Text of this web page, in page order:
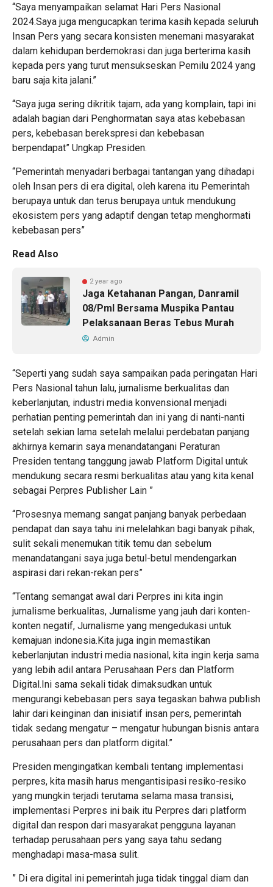
“Saya menyampaikan selamat Hari Pers Nasional
2024.Saya juga mengucapkan terima kasih kepada seluruh
Insan Pers yang secara konsisten menemani masyarakat
dalam kehidupan berdemokrasi dan juga berterima kasih
kepada pers yang turut mensukseskan Pemilu 2024 yang
baru saja kita jalani.”
“Saya juga sering dikritik tajam, ada yang komplain, tapi ini
adalah bagian dari Penghormatan saya atas kebebasan
pers, kebebasan berekspresi dan kebebasan
berpendapat” Ungkap Presiden.
“Pemerintah menyadari berbagai tantangan yang dihadapi
oleh Insan pers di era digital, oleh karena itu Pemerintah
berupaya untuk dan terus berupaya untuk mendukung
ekosistem pers yang adaptif dengan tetap menghormati
kebebasan pers”
Read Also
2 year ago
Jaga Ketahanan Pangan, Danramil
08/Pml Bersama Muspika Pantau
Pelaksanaan Beras Tebus Murah
Admin
“Seperti yang sudah saya sampaikan pada peringatan Hari
Pers Nasional tahun lalu, jurnalisme berkualitas dan
keberlanjutan, industri media konvensional menjadi
perhatian penting pemerintah dan ini yang di nanti-nanti
setelah sekian lama setelah melalui perdebatan panjang
akhirnya kemarin saya menandatangani Peraturan
Presiden tentang tanggung jawab Platform Digital untuk
mendukung secara resmi berkualitas atau yang kita kenal
sebagai Perpres Publisher Lain ”
“Prosesnya memang sangat panjang banyak perbedaan
pendapat dan saya tahu ini melelahkan bagi banyak pihak,
sulit sekali menemukan titik temu dan sebelum
menandatangani saya juga betul-betul mendengarkan
aspirasi dari rekan-rekan pers”
“Tentang semangat awal dari Perpres ini kita ingin
jurnalisme berkualitas, Jurnalisme yang jauh dari konten-
konten negatif, Jurnalisme yang mengedukasi untuk
kemajuan indonesia.Kita juga ingin memastikan
keberlanjutan industri media nasional, kita ingin kerja sama
yang lebih adil antara Perusahaan Pers dan Platform
Digital.Ini sama sekali tidak dimaksudkan untuk
mengurangi kebebasan pers saya tegaskan bahwa publish
lahir dari keinginan dan inisiatif insan pers, pemerintah
tidak sedang mengatur – mengatur hubungan bisnis antara
perusahaan pers dan platform digital.”
Presiden mengingatkan kembali tentang implementasi
perpres, kita masih harus mengantisipasi resiko-resiko
yang mungkin terjadi terutama selama masa transisi,
implementasi Perpres ini baik itu Perpres dari platform
digital dan respon dari masyarakat pengguna layanan
terhadap perusahaan pers yang saya tahu sedang
menghadapi masa-masa sulit.
” Di era digital ini pemerintah juga tidak tinggal diam dan